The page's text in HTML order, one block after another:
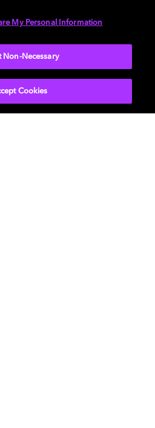
My Personal Information
Non-Necessary
Cookies